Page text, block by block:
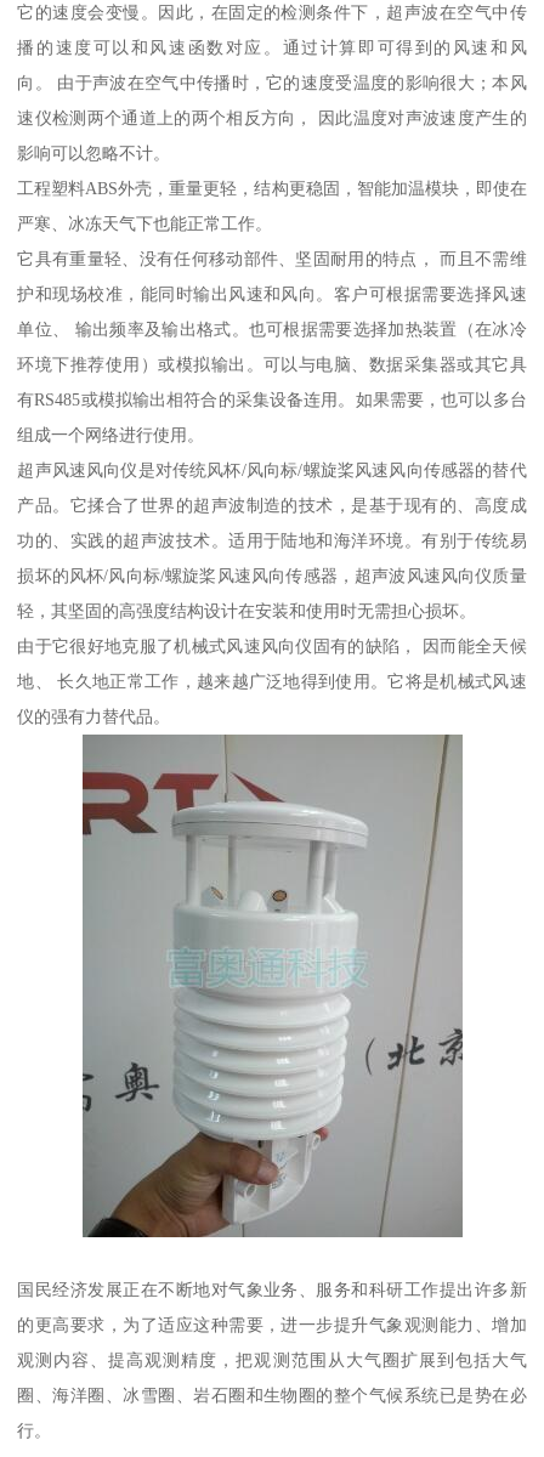
它的速度会变慢。因此，在固定的检测条件下，超声波在空气中传
播的速度可以和风速函数对应。通过计算即可得到的风速和风
向。 由于声波在空气中传播时，它的速度受温度的影响很大；本风
速仪检测两个通道上的两个相反方向， 因此温度对声波速度产生的
影响可以忽略不计。
工程塑料ABS外壳，重量更轻，结构更稳固，智能加温模块，即使在
严寒、冰冻天气下也能正常工作。
它具有重量轻、没有任何移动部件、坚固耐用的特点， 而且不需维
护和现场校准，能同时输出风速和风向。客户可根据需要选择风速
单位、 输出频率及输出格式。也可根据需要选择加热装置（在冰冷
环境下推荐使用）或模拟输出。可以与电脑、数据采集器或其它具
有RS485或模拟输出相符合的采集设备连用。如果需要，也可以多台
组成一个网络进行使用。
超声风速风向仪是对传统风杯/风向标/螺旋桨风速风向传感器的替代
产品。它揉合了世界的超声波制造的技术，是基于现有的、高度成
功的、实践的超声波技术。适用于陆地和海洋环境。有别于传统易
损坏的风杯/风向标/螺旋桨风速风向传感器，超声波风速风向仪质量
轻，其坚固的高强度结构设计在安装和使用时无需担心损坏。
由于它很好地克服了机械式风速风向仪固有的缺陷， 因而能全天候
地、 长久地正常工作，越来越广泛地得到使用。它将是机械式风速
仪的强有力替代品。
国民经济发展正在不断地对气象业务、服务和科研工作提出许多新
的更高要求，为了适应这种需要，进一步提升气象观测能力、增加
观测内容、提高观测精度，把观测范围从大气圈扩展到包括大气
圈、海洋圈、冰雪圈、岩石圈和生物圈的整个气候系统已是势在必
行。